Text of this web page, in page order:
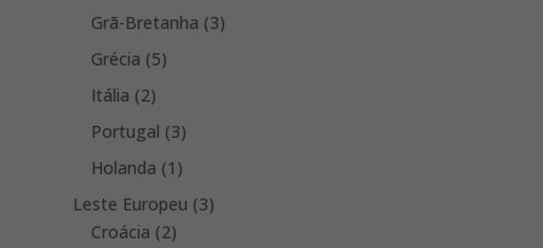
products
Grã-Bretanha 33
Grécia 55
Itália 22
products
Portugal 33
products
Holanda 1 1
product
Leste Europeu 33
Croácia 22